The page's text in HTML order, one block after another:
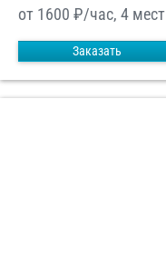
от 1600 ₽/час, 4 мест
Заказать